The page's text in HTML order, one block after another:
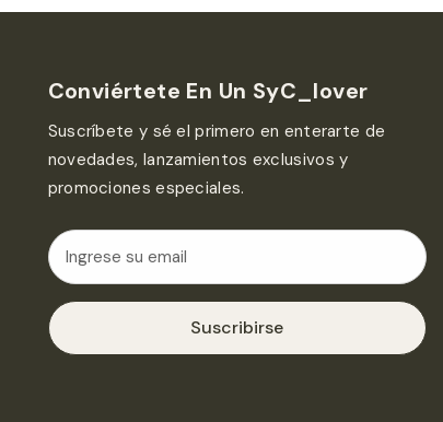
Conviértete En Un SyC_lover
Suscríbete y sé el primero en enterarte de
novedades, lanzamientos exclusivos y
promociones especiales.
Suscribirse